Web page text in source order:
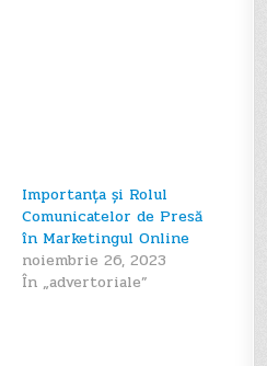
Importanța și Rolul
Comunicatelor de Presă
în Marketingul Online
noiembrie 26, 2023
În „advertoriale”